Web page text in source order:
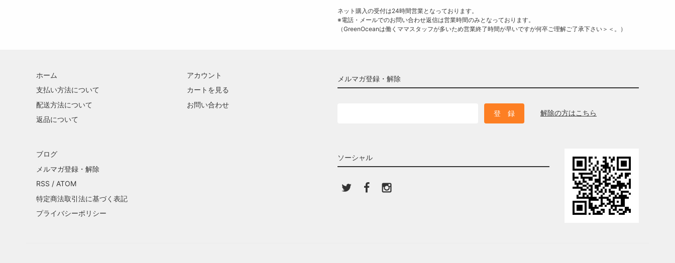
ネット購入の受付は24時間営業となっております。
※電話・メールでのお問い合わせ返信は営業時間のみとなっております。
（GreenOceanは働くママスタッフが多いため営業終了時間が早いですが何卒ご理解ご了承下さい＞＜。）
メルマガ登録・解除
解除の方はこちら
ホーム
支払い方法について
配送方法について
返品について
アカウント
カートを見る
お問い合わせ
ソーシャル
ブログ
メルマガ登録・解除
RSS / ATOM
特定商法取引法に基づく表記
プライバシーポリシー